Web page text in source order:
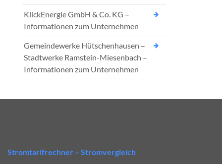
KlickEnergie GmbH & Co. KG –
Informationen zum Unternehmen
Gemeindewerke Hütschenhausen –
Stadtwerke Ramstein-Miesenbach –
Informationen zum Unternehmen
Stromtarifrechner – Stromvergleich